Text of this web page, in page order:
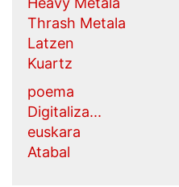
Thrash Metala
Latzen
Kuartz
poema
Digitaliza...
euskara
Atabal